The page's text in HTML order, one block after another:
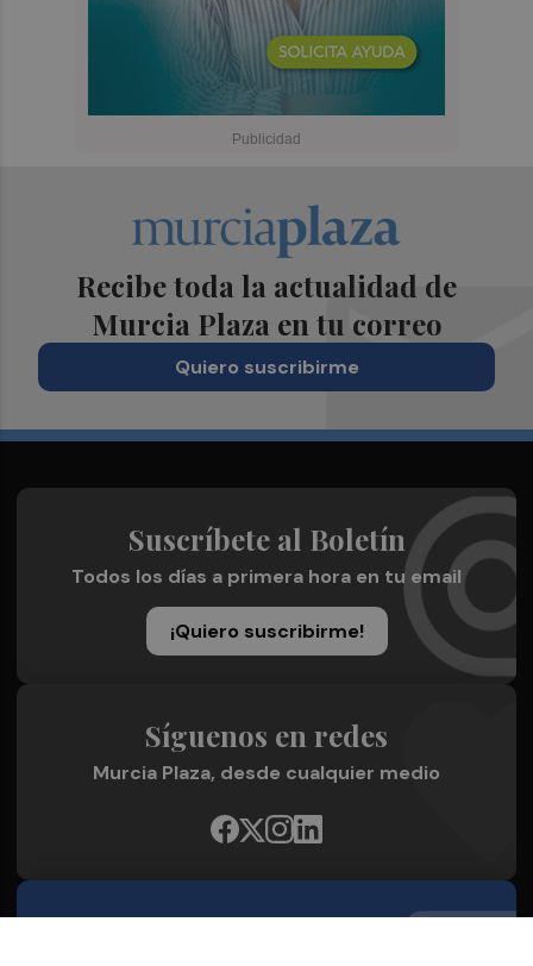
Recibe toda la actualidad de
Murcia Plaza en tu correo
Quiero suscribirme
Suscríbete al Boletín
Todos los días a primera hora en tu email
¡Quiero suscribirme!
Síguenos en redes
Murcia Plaza, desde cualquier medio